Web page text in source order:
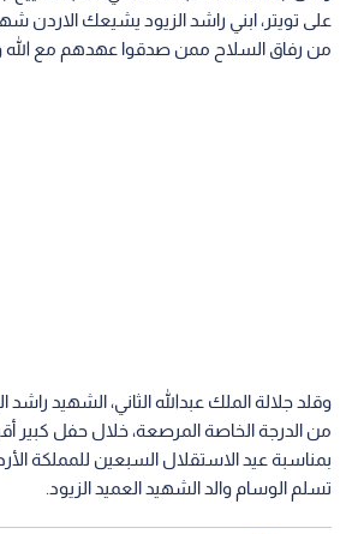
على تويتر، ابني راشد الزيود يشيعك الاردن
من رفاق السلاح ممن صدقوا عهدهم مع الله
وقلد جلالة الملك عبدالله الثاني، الشهيد
من الدرجة الخاصة المرصعة، خلال حفل كبير
بمناسبة عيد الاستقلال السبعين للمملكة
تسلم الوسام والد الشهيد العميد الزيود.